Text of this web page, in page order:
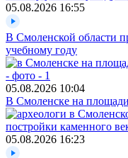
05.08.2026 16:55
В Смоленской области
учебному году
05.08.2026 10:04
В Смоленске на
05.08.2026 16:23